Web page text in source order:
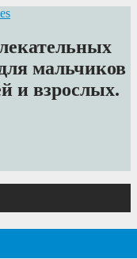
мальчиков
и взрослых.